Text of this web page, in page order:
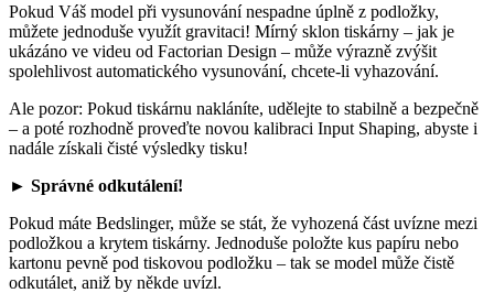
Pokud Váš model při vysunování nespadne úplně z podložky,
můžete jednoduše využít gravitaci! Mírný sklon tiskárny – jak je
ukázáno ve videu od Factorian Design – může výrazně zvýšit
spolehlivost automatického vysunování, chcete-li vyhazování.
Ale pozor: Pokud tiskárnu nakláníte, udělejte to stabilně a bezpečně
– a poté rozhodně proveďte novou kalibraci Input Shaping, abyste i
nadále získali čisté výsledky tisku!
► Správné odkutálení!
Pokud máte Bedslinger, může se stát, že vyhozená část uvízne mezi
podložkou a krytem tiskárny. Jednoduše položte kus papíru nebo
kartonu pevně pod tiskovou podložku – tak se model může čistě
odkutálet, aniž by někde uvízl.